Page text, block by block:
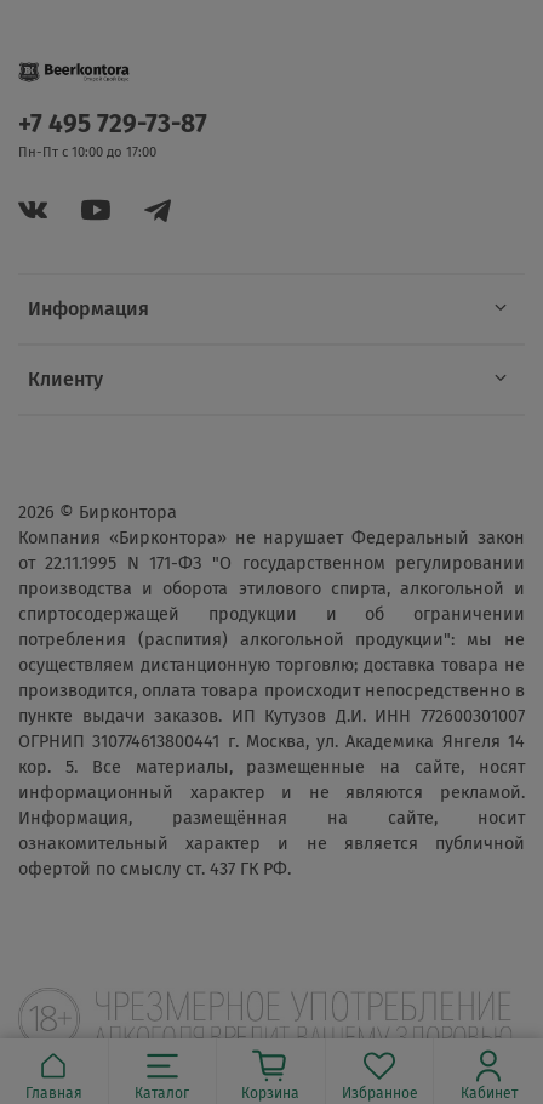
Информация
Клиенту
+7 495 729-73-87
Пн-Пт с 10:00 до 17:00
2026 © Бирконтора
Компания «Бирконтора» не нарушает Федеральный закон
от 22.11.1995 N 171-ФЗ "О государственном регулировании
производства и оборота этилового спирта, алкогольной и
спиртосодержащей продукции и об ограничении
потребления (распития) алкогольной продукции": мы не
осуществляем дистанционную торговлю; доставка товара не
производится, оплата товара происходит непосредственно в
пункте выдачи заказов. ИП Кутузов Д.И. ИНН 772600301007
ОГРНИП 310774613800441 г. Москва, ул. Академика Янгеля 14
кор. 5. Все материалы, размещенные на сайте, носят
информационный характер и не являются рекламой.
Информация, размещённая на сайте, носит
ознакомительный характер и не является публичной
офертой по смыслу ст. 437 ГК РФ.
Главная Каталог Корзина Избранное Кабинет